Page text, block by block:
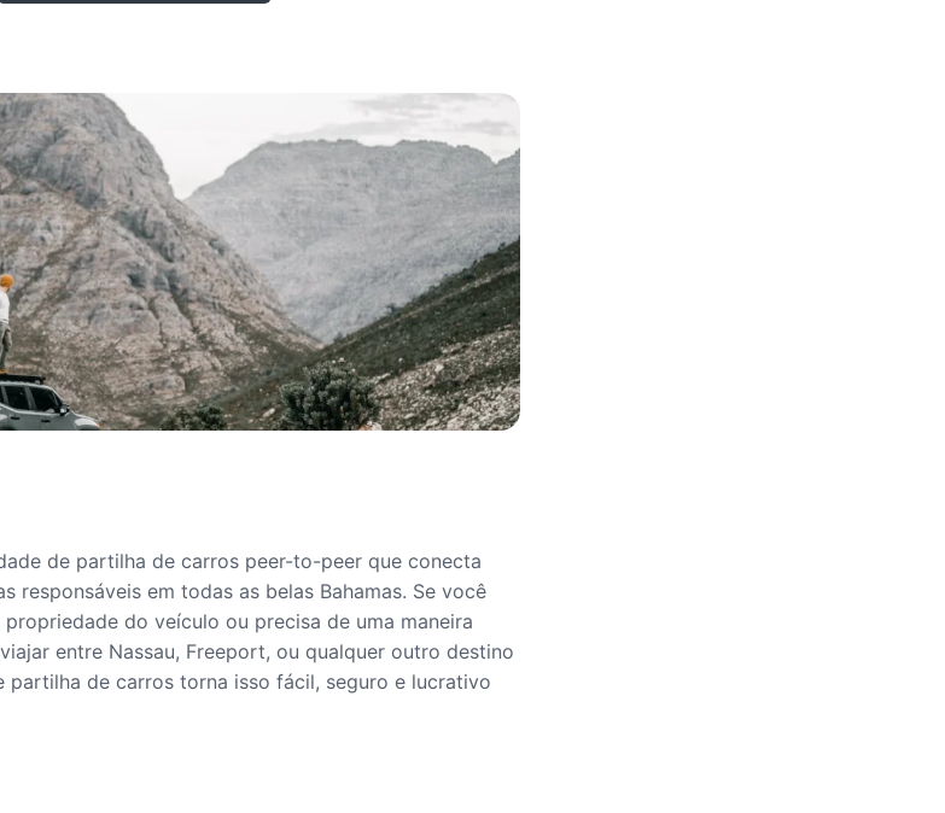
de partilha de carros peer-to-peer que conecta
responsáveis em todas as belas Bahamas. Se você
do veículo ou precisa de uma maneira
entre Nassau, Freeport, ou qualquer outro destino
partilha de carros torna isso fácil, seguro e lucrativo